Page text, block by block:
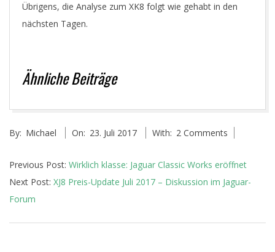
Übrigens, die Analyse zum XK8 folgt wie gehabt in den
nächsten Tagen.
Ähnliche Beiträge
07-
By: Michael On: 23. Juli 2017 With: 2 Comments
Previous Post: Wirklich klasse: Jaguar Classic Works eröffnet
Next Post: XJ8 Preis-Update Juli 2017 – Diskussion im Jaguar-
Forum